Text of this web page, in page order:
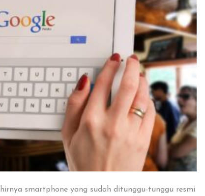
Barusan
Google
smartphone yang sudah ditunggu-tunggu resmi